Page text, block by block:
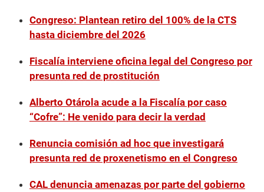
Congreso: Plantean retiro del 100% de la CTS
hasta diciembre del 2026
Fiscalía interviene oficina legal del Congreso por
presunta red de prostitución
Alberto Otárola acude a la Fiscalía por caso
“Cofre”: He venido para decir la verdad
Renuncia comisión ad hoc que investigará
presunta red de proxenetismo en el Congreso
CAL denuncia amenazas por parte del gobierno